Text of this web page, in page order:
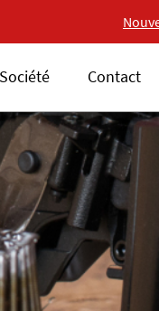
gamme 18V
Société Contact